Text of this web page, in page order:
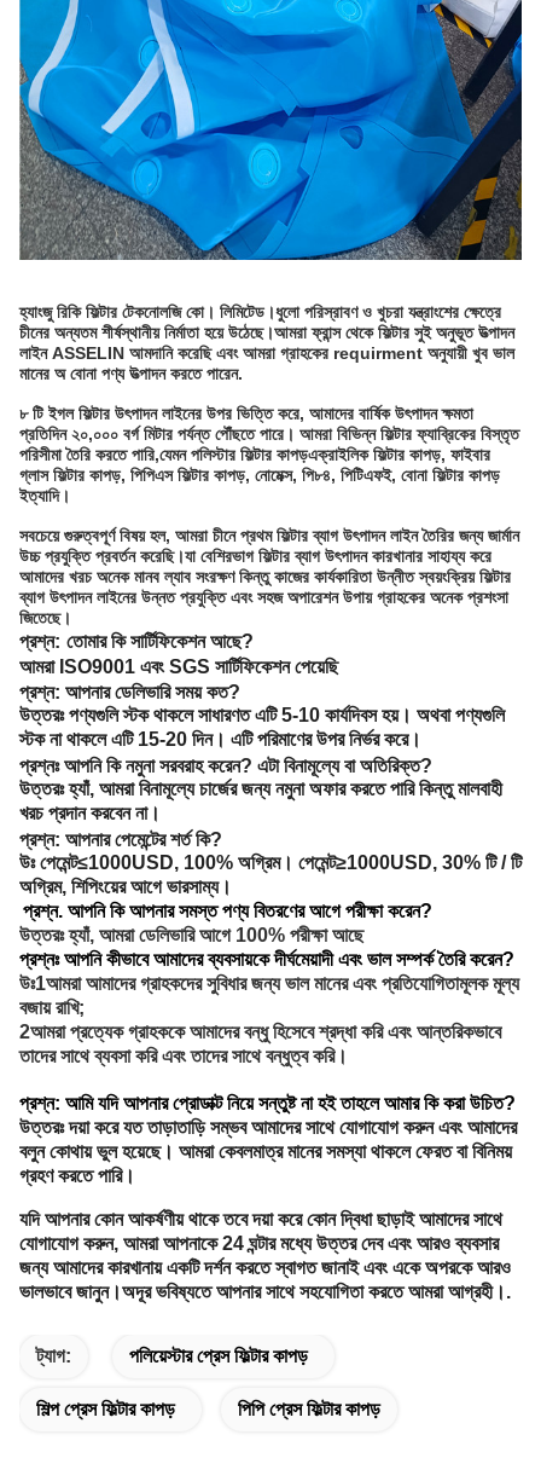
হ্যাংজু রিকি ফিল্টার টেকনোলজি কো। লিমিটেড।ধুলো পরিস্রাবণ ও খুচরা যন্ত্রাংশের ক্ষেত্রে
চীনের অন্যতম শীর্ষস্থানীয় নির্মাতা হয়ে উঠেছে।আমরা ফ্রান্স থেকে ফিল্টার সুই অনুভূত উত্পাদন
লাইন ASSELIN আমদানি করেছি এবং আমরা গ্রাহকের requirment অনুযায়ী খুব ভাল
মানের অ বোনা পণ্য উত্পাদন করতে পারেন.
৮ টি ইগল ফিল্টার উৎপাদন লাইনের উপর ভিত্তি করে, আমাদের বার্ষিক উৎপাদন ক্ষমতা
প্রতিদিন ২০,০০০ বর্গ মিটার পর্যন্ত পৌঁছতে পারে। আমরা বিভিন্ন ফিল্টার ফ্যাব্রিকের বিস্তৃত
পরিসীমা তৈরি করতে পারি,যেমন পলিস্টার ফিল্টার কাপড়এক্রাইলিক ফিল্টার কাপড়, ফাইবার
গ্লাস ফিল্টার কাপড়, পিপিএস ফিল্টার কাপড়, নোমেক্স, পি৮৪, পিটিএফই, বোনা ফিল্টার কাপড়
ইত্যাদি।
সবচেয়ে গুরুত্বপূর্ণ বিষয় হল, আমরা চীনে প্রথম ফিল্টার ব্যাগ উৎপাদন লাইন তৈরির জন্য জার্মান
উচ্চ প্রযুক্তি প্রবর্তন করেছি।যা বেশিরভাগ ফিল্টার ব্যাগ উৎপাদন কারখানার সাহায্য করে
আমাদের খরচ অনেক মানব ল্যাব সংরক্ষণ কিন্তু কাজের কার্যকারিতা উন্নীত স্বয়ংক্রিয় ফিল্টার
ব্যাগ উৎপাদন লাইনের উন্নত প্রযুক্তি এবং সহজ অপারেশন উপায় গ্রাহকের অনেক প্রশংসা
জিতেছে।
প্রশ্ন: তোমার কি সার্টিফিকেশন আছে?
আমরা ISO9001 এবং SGS সার্টিফিকেশন পেয়েছি
প্রশ্ন: আপনার ডেলিভারি সময় কত?
উত্তরঃ পণ্যগুলি স্টক থাকলে সাধারণত এটি 5-10 কার্যদিবস হয়। অথবা পণ্যগুলি
স্টক না থাকলে এটি 15-20 দিন। এটি পরিমাণের উপর নির্ভর করে।
প্রশ্নঃ আপনি কি নমুনা সরবরাহ করেন? এটা বিনামূল্যে বা অতিরিক্ত?
উত্তরঃ হ্যাঁ, আমরা বিনামূল্যে চার্জের জন্য নমুনা অফার করতে পারি কিন্তু মালবাহী
খরচ প্রদান করবেন না।
প্রশ্ন: আপনার পেমেন্টের শর্ত কি?
উঃ পেমেন্ট≤1000USD, 100% অগ্রিম। পেমেন্ট≥1000USD, 30% টি / টি
অগ্রিম, শিপিংয়ের আগে ভারসাম্য।
প্রশ্ন. আপনি কি আপনার সমস্ত পণ্য বিতরণের আগে পরীক্ষা করেন?
উত্তরঃ হ্যাঁ, আমরা ডেলিভারি আগে 100% পরীক্ষা আছে
প্রশ্নঃ আপনি কীভাবে আমাদের ব্যবসায়কে দীর্ঘমেয়াদী এবং ভাল সম্পর্ক তৈরি করেন?
উঃ1আমরা আমাদের গ্রাহকদের সুবিধার জন্য ভাল মানের এবং প্রতিযোগিতামূলক মূল্য
বজায় রাখি;
2আমরা প্রত্যেক গ্রাহককে আমাদের বন্ধু হিসেবে শ্রদ্ধা করি এবং আন্তরিকভাবে
তাদের সাথে ব্যবসা করি এবং তাদের সাথে বন্ধুত্ব করি।
প্রশ্ন: আমি যদি আপনার প্রোডাক্ট নিয়ে সন্তুষ্ট না হই তাহলে আমার কি করা উচিত?
উত্তরঃ দয়া করে যত তাড়াতাড়ি সম্ভব আমাদের সাথে যোগাযোগ করুন এবং আমাদের
বলুন কোথায় ভুল হয়েছে। আমরা কেবলমাত্র মানের সমস্যা থাকলে ফেরত বা বিনিময়
গ্রহণ করতে পারি।
যদি আপনার কোন আকর্ষণীয় থাকে তবে দয়া করে কোন দ্বিধা ছাড়াই আমাদের সাথে
যোগাযোগ করুন, আমরা আপনাকে 24 ঘন্টার মধ্যে উত্তর দেব এবং আরও ব্যবসার
জন্য আমাদের কারখানায় একটি দর্শন করতে স্বাগত জানাই এবং একে অপরকে আরও
ভালভাবে জানুন।অদূর ভবিষ্যতে আপনার সাথে সহযোগিতা করতে আমরা আগ্রহী।.
ট্যাগ: পলিয়েস্টার প্রেস ফিল্টার কাপড়
শিল্প প্রেস ফিল্টার কাপড় পিপি প্রেস ফিল্টার কাপড়